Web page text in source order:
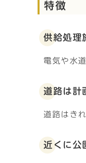
特徴
供給処理
電気や水
道路は計
道路はき
近くに公